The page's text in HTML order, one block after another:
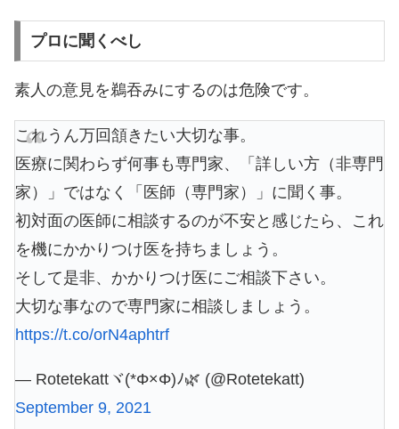
プロに聞くべし
素人の意見を鵜吞みにするのは危険です。
これうん万回頷きたい大切な事。
医療に関わらず何事も専門家、「詳しい方（非専門
家）」ではなく「医師（専門家）」に聞く事。
初対面の医師に相談するのが不安と感じたら、これ
を機にかかりつけ医を持ちましょう。
そして是非、かかりつけ医にご相談下さい。
大切な事なので専門家に相談しましょう。
https://t.co/orN4aphtrf
— Rotetekattヾ(*Φ×Φ)ﾉ🌿 (@Rotetekatt)
September 9, 2021